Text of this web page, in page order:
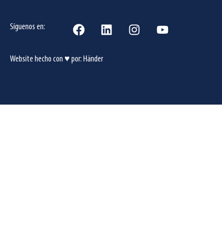
Síguenos en:
Website hecho con ♥ por: Händer